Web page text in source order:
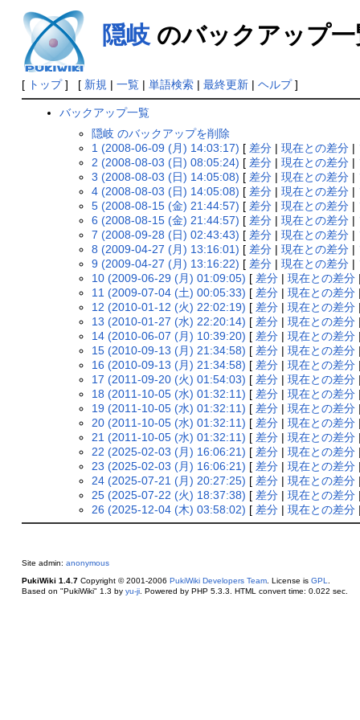
隠岐 のバックアップ一
[ トップ] [ 新規 | 一覧| 単語検索| 最終更新| ヘルプ]
バックアップ一覧
隠岐 のバックアップを削除
1 (2008-06-09 (月) 14:03:17) [ 差分 |現在との差分 |
2 (2008-08-03 (日) 08:05:24) [ 差分 |現在との差分 |
3 (2008-08-03 (日) 14:05:08) [ 差分 |現在との差分 |
4 (2008-08-03 (日) 14:05:08) [ 差分 |現在との差分 |
5 (2008-08-15 (金) 21:44:57) [ 差分 |現在との差分 |
6 (2008-08-15 (金) 21:44:57) [ 差分 |現在との差分 |
7 (2008-09-28 (日) 02:43:43) [ 差分 |現在との差分 |
8 (2009-04-27 (月) 13:16:01) [ 差分 |現在との差分 |
9 (2009-04-27 (月) 13:16:22) [ 差分 |現在との差分 |
10 (2009-06-29 (月) 01:09:05) [ 差分 |現在との差分 |
11 (2009-07-04 (土) 00:05:33) [ 差分 |現在との差分 |
12 (2010-01-12 (火) 22:02:19) [ 差分 |現在との差分 |
13 (2010-01-27 (水) 22:20:14) [ 差分 |現在との差分 |
14 (2010-06-07 (月) 10:39:20) [ 差分 |現在との差分 |
15 (2010-09-13 (月) 21:34:58) [ 差分 |現在との差分 |
16 (2010-09-13 (月) 21:34:58) [ 差分 |現在との差分 |
17 (2011-09-20 (火) 01:54:03) [ 差分 |現在との差分 |
18 (2011-10-05 (水) 01:32:11) [ 差分 |現在との差分 |
19 (2011-10-05 (水) 01:32:11) [ 差分 |現在との差分 |
20 (2011-10-05 (水) 01:32:11) [ 差分 |現在との差分 |
21 (2011-10-05 (水) 01:32:11) [ 差分 |現在との差分 |
22 (2025-02-03 (月) 16:06:21) [ 差分 |現在との差分 |
23 (2025-02-03 (月) 16:06:21) [ 差分 |現在との差分 |
24 (2025-07-21 (月) 20:27:25) [ 差分 |現在との差分 |
25 (2025-07-22 (火) 18:37:38) [ 差分 |現在との差分 |
26 (2025-12-04 (木) 03:58:02) [ 差分 |現在との差分 |
Site admin: anonymous
PukiWiki 1.4.7Copyright © 2001-2006 PukiWiki Developers Team. License is GPL
Based on "PukiWiki" 1.3 by yu-ji. Powered by PHP 5.3.3. HTML convert time: 0.022 sec.